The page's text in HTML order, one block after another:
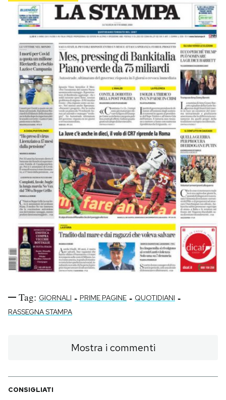
Tag: GIORNALI - PRIME PAGINE - QUOTIDIANI -
RASSEGNA STAMPA
Mostra i commenti
CONSIGLIATI